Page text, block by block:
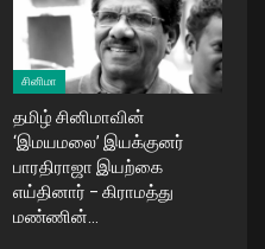
சினிமா
தமிழ் சினிமாவின்
‘இமயமலை’ இயக்குனர்
பாரதிராஜா இயற்கை
எய்தினார் – கிராமத்து
மண்ணின்…